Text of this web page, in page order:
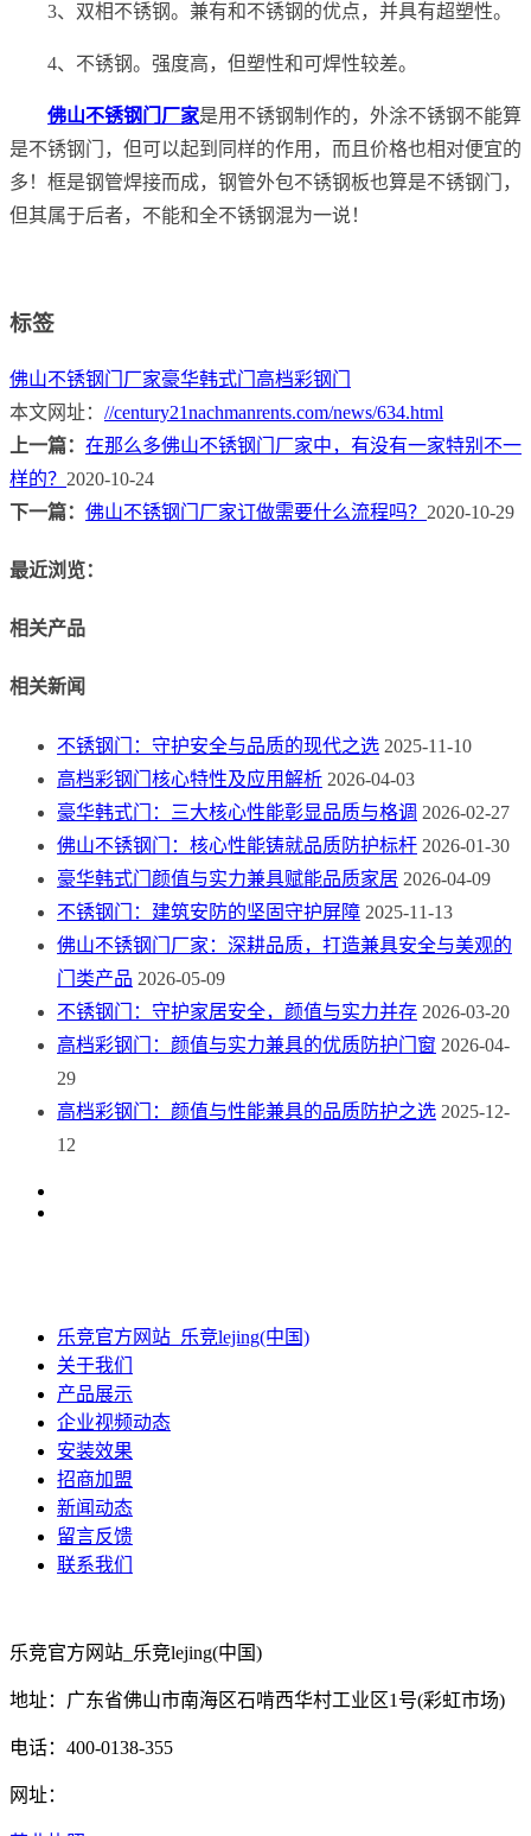
3、双相不锈钢。兼有和不锈钢的优点，并具有超塑性。
4、不锈钢。强度高，但塑性和可焊性较差。
佛山不锈钢门厂家是用不锈钢制作的，外涂不锈钢不能算
是不锈钢门，但可以起到同样的作用，而且价格也相对便宜的
多！框是钢管焊接而成，钢管外包不锈钢板也算是不锈钢门，
但其属于后者，不能和全不锈钢混为一说！
标签
佛山不锈钢门厂家豪华韩式门 高档彩钢门
本文网址： //century21nachmanrents.com/news/634.html
上一篇： 在那么多佛山不锈钢门厂家中，有没有一家特别不一
样的？ 2020-10-24
下一篇： 佛山不锈钢门厂家订做需要什么流程吗？ 2020-10-29
最近浏览：
相关产品
相关新闻
不锈钢门：守护安全与品质的现代之选 2025-11-10
高档彩钢门核心特性及应用解析 2026-04-03
豪华韩式门：三大核心性能彰显品质与格调 2026-02-27
佛山不锈钢门：核心性能铸就品质防护标杆 2026-01-30
豪华韩式门颜值与实力兼具赋能品质家居 2026-04-09
不锈钢门：建筑安防的坚固守护屏障 2025-11-13
佛山不锈钢门厂家：深耕品质，打造兼具安全与美观的
门类产品 2026-05-09
不锈钢门：守护家居安全，颜值与实力并存 2026-03-20
高档彩钢门：颜值与实力兼具的优质防护门窗 2026-04-
29
高档彩钢门：颜值与性能兼具的品质防护之选 2025-12-
12
乐竞官方网站_乐竞lejing(中国)
关于我们
产品展示
企业视频动态
安装效果
招商加盟
新闻动态
留言反馈
联系我们
乐竞官方网站_乐竞lejing(中国)
地址：广东省佛山市南海区石啃西华村工业区1号(彩虹市场)
电话：400-0138-355
网址：